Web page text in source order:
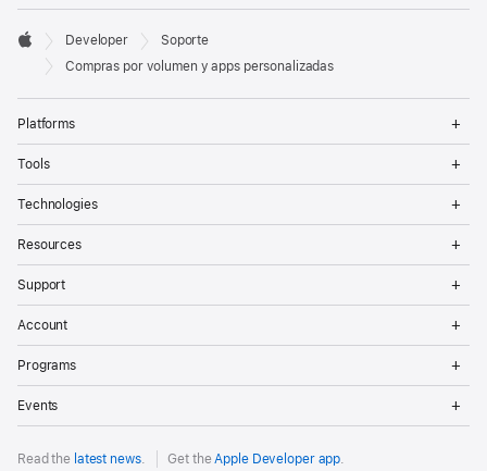
Developer
Footer

Apple
Developer
Soporte
Compras por volumen y apps personalizadas
Platforms
Tools
Technologies
Resources
Support
Account
Programs
Events
Read the latest news. Get theApple Developer app.